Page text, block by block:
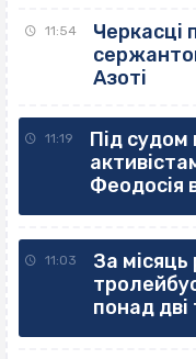
11:54
Черкасці
Азоті
11:19
Під судом
Феодосія
11:03
За
понад дві